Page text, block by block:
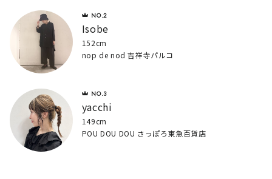
Isobe
152cm
nop de nod 吉祥寺パルコ
yacchi
149cm
POU DOU DOU さっぽろ東急百貨店